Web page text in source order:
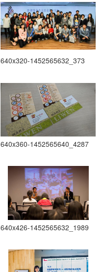
640x320-1452565632_373
640x360-1452565640_4287
640x426-1452565632_1989